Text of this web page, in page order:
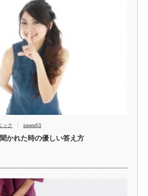
ック sawa63
かれた時の優しい答え方